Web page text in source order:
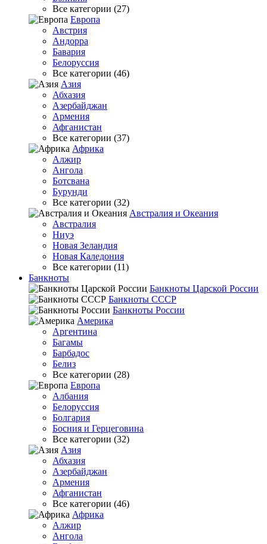
Все категории (27)
Европа
Австрия
Андорра
Бавария
Белоруссия
Все категории (46)
Азия
Абхазия
Азербайджан
Армения
Афганистан
Все категории (37)
Африка
Алжир
Ангола
Ботсвана
Бурунди
Все категории (32)
Австралия и Океания
Австралия
Ниуэ
Новая Зеландия
Новая Каледония
Все категории (11)
Банкноты
Банкноты Царской России
Банкноты СССР
Банкноты России
Америка
Аргентина
Багамы
Барбадос
Белиз
Все категории (28)
Европа
Албания
Белоруссия
Болгария
Босния и Герцеговина
Все категории (32)
Азия
Абхазия
Азербайджан
Армения
Афганистан
Все категории (46)
Африка
Алжир
Ангола